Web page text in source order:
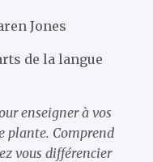
Jones
de la langue
enseigner à vos
plante. Comprend
vous différencier